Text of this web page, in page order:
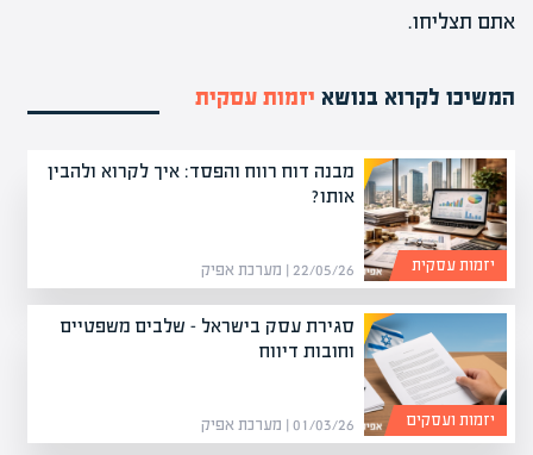
אתם תצליחו.
המשיכו לקרוא בנושא יזמות עסקית
מבנה דוח רווח והפסד: איך לקרוא ולהבין
אותו?
22/05/26 | מערכת אפיק יזמות עסקית
סגירת עסק בישראל – שלבים משפטיים
וחובות דיווח
01/03/26 | מערכת אפיק יזמות ועסקים